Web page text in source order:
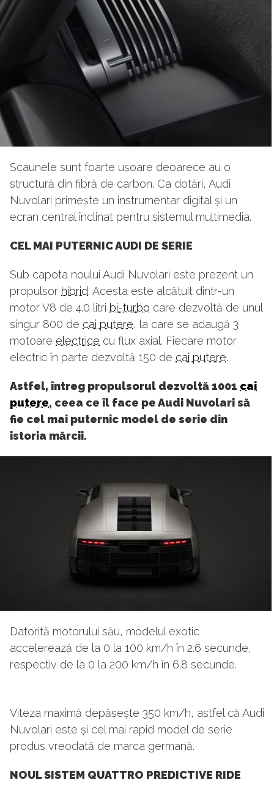
Scaunele sunt foarte ușoare deoarece au o
structură din fibră de carbon. Ca dotări, Audi
Nuvolari primește un instrumentar digital și un
ecran central înclinat pentru sistemul multimedia.
CEL MAI PUTERNIC AUDI DE SERIE
Sub capota noului Audi Nuvolari este prezent un
propulsor hibrid. Acesta este alcătuit dintr-un
motor V8 de 4.0 litri bi-turbo care dezvoltă de unul
singur 800 de cai putere, la care se adaugă 3
motoare electrice cu flux axial. Fiecare motor
electric în parte dezvoltă 150 de cai putere.
Astfel, întreg propulsorul dezvoltă 1001 cai
putere, ceea ce îl face pe Audi Nuvolari să
fie cel mai puternic model de serie din
istoria mărcii.
Datorită motorului său, modelul exotic
accelerează de la 0 la 100 km/h în 2.6 secunde,
respectiv de la 0 la 200 km/h în 6.8 secunde.
Viteza maximă depășește 350 km/h, astfel că Audi
Nuvolari este și cel mai rapid model de serie
produs vreodată de marca germană.
NOUL SISTEM QUATTRO PREDICTIVE RIDE